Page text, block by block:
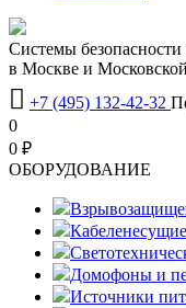
Системы
в Москве и
 +7 (495) 132-42-32
0
0 ₽
OБОРУДОВАНИЕ
Домофоны и
Источники